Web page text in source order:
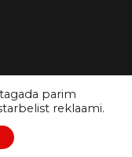
parim
reklaami.